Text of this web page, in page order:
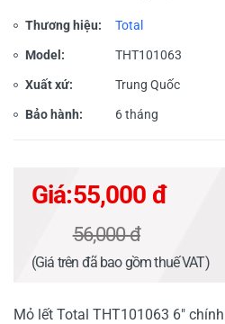
Thương hiệu: Total
Model: THT101063
Xuất xứ: Trung Quốc
Bảo hành: 6 tháng
Giá:55,000 đ
56,000 đ
(Giá trên đã bao gồm thuế VAT)
Mỏ lết Total THT101063 6"